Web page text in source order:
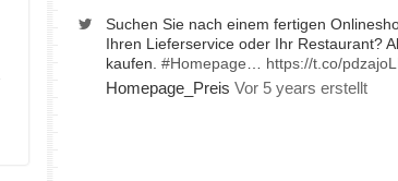
Suchen Sie nach einem fertigen
Ihren Lieferservice oder Ihr Restaurant?
kaufen. #Homepage https://t.co/
Homepage_Preis Vor 5 years erstellt